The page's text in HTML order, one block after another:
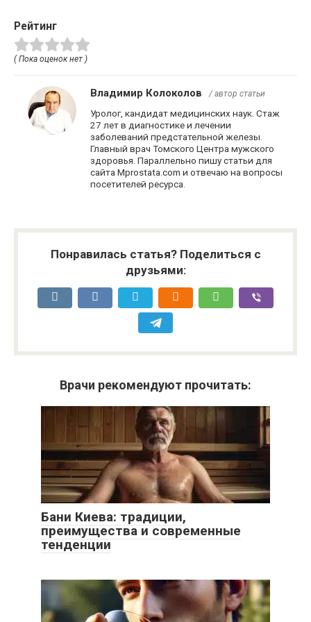
Рейтинг
( Пока оценок нет )
Владимир Колоколов / автор статьи
Уролог, кандидат медицинских наук. Стаж
27 лет в диагностике и лечении
заболеваний предстательной железы.
Главный врач Томского Центра мужского
здоровья. Параллельно пишу статьи для
сайта Mprostata.com и отвечаю на вопросы
посетителей ресурса.
Понравилась статья? Поделиться с
друзьями:
Врачи рекомендуют прочитать:
Бани Киева: традиции,
преимущества и современные
тенденции